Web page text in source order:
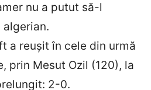
nu a putut să-l
a reușit în cele din urmă
prin Mesut Ozil (120), la
2-0.